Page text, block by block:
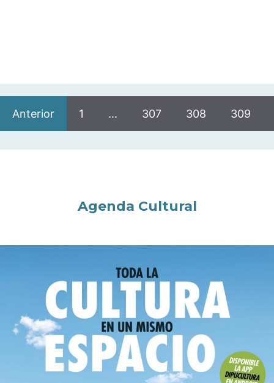
Anterior 1 … 307 308 309
Agenda Cultural